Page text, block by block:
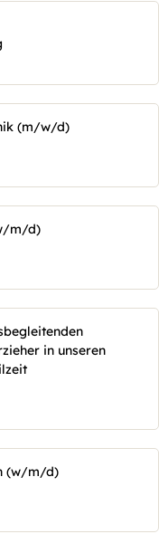
(m/w/d)
m/d)
in unseren
(w/m/d)